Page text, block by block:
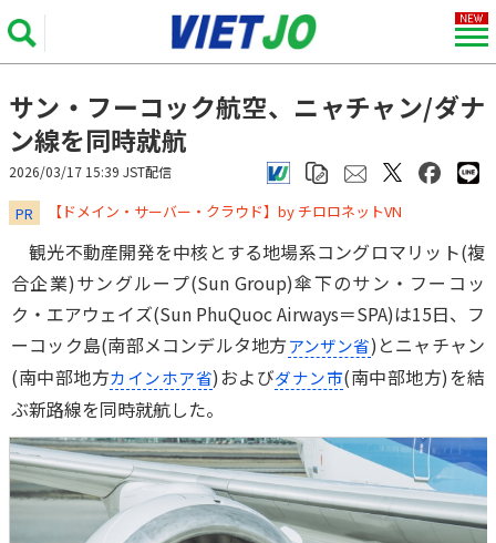
サン・フーコック航空、ニャチャン/ダナ
ン線を同時就航
2026/03/17 15:39 JST配信
PR ​​​​​​​【ドメイン・サーバー・クラウド】by チロロネットVN
観光不動産開発を中核とする地場系コングロマリット(複
合企業)サングループ(Sun Group)傘下のサン・フーコッ
ク・エアウェイズ(Sun PhuQuoc Airways＝SPA)は15日、フ
ーコック島(南部メコンデルタ地方アンザン省)とニャチャン
(南中部地方カインホア省)およびダナン市(南中部地方)を結
ぶ新路線を同時就航した。